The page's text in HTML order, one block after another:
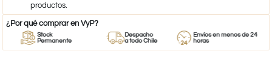
productos.
¿Por qué comprar en VyP?
Stock
Permanente
Despacho
a todo Chile
Envíos en menos de 24
horas